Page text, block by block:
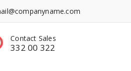
Have a questions?
contact@dummy